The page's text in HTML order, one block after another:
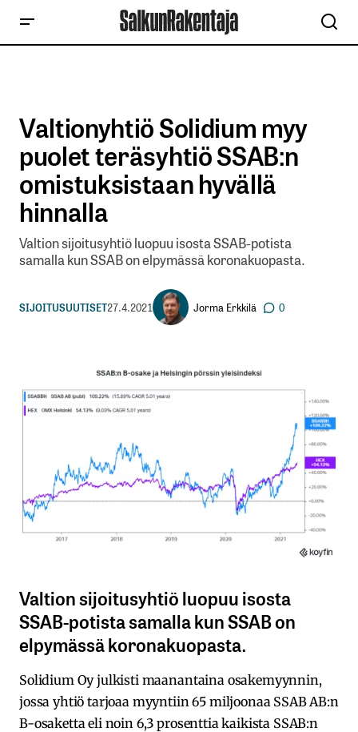
Valtionyhtiö Solidium myy
puolet teräsyhtiö SSAB:n
omistuksistaan hyvällä
hinnalla
Valtion sijoitusyhtiö luopuu isosta SSAB-potista
samalla kun SSAB on elpymässä koronakuopasta.
SIJOITUSUUTISET27.4.2021 Jorma Erkkilä 0
Valtion sijoitusyhtiö luopuu isosta
SSAB-potista samalla kun SSAB on
elpymässä koronakuopasta.
Solidium Oy julkisti maanantaina osakemyynnin,
jossa yhtiö tarjoaa myyntiin 65 miljoonaa SSAB AB:n
B-osaketta eli noin 6,3 prosenttia kaikista SSAB:n